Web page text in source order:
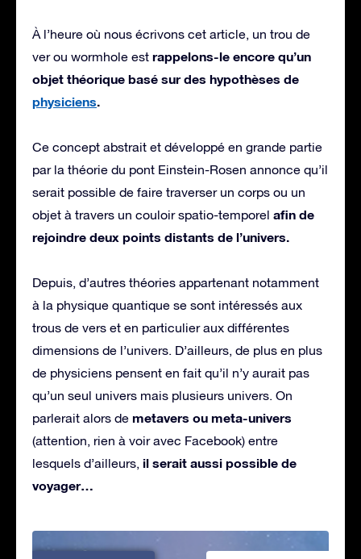
À l’heure où nous écrivons cet article, un trou de
ver ou wormhole est rappelons-le encore qu’un
objet théorique basé sur des hypothèses de
physiciens.
Ce concept abstrait et développé en grande partie
par la théorie du pont Einstein-Rosen annonce qu’il
serait possible de faire traverser un corps ou un
objet à travers un couloir spatio-temporel afin de
rejoindre deux points distants de l’univers.
Depuis, d’autres théories appartenant notamment
à la physique quantique se sont intéressés aux
trous de vers et en particulier aux différentes
dimensions de l’univers. D’ailleurs, de plus en plus
de physiciens pensent en fait qu’il n’y aurait pas
qu’un seul univers mais plusieurs univers. On
parlerait alors de metavers ou meta-univers
(attention, rien à voir avec Facebook) entre
lesquels d’ailleurs, il serait aussi possible de
voyager…